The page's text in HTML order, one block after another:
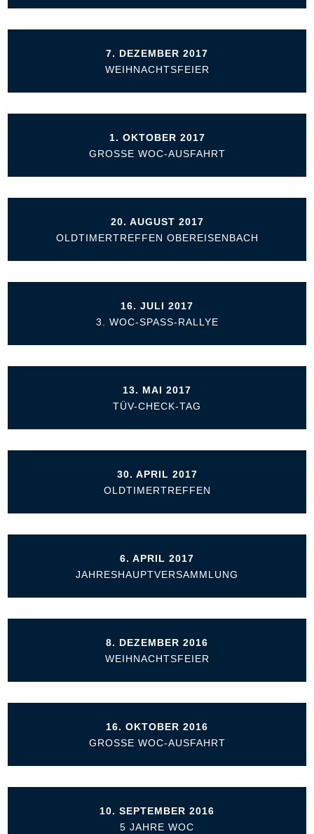
7. DEZEMBER 2017
WEIHNACHTSFEIER
1. OKTOBER 2017
GROSSE WOC-AUSFAHRT
20. AUGUST 2017
OLDTIMERTREFFEN OBEREISENBACH
16. JULI 2017
3. WOC-SPASS-RALLYE
13. MAI 2017
TÜV-CHECK-TAG
30. APRIL 2017
OLDTIMERTREFFEN
6. APRIL 2017
JAHRESHAUPTVERSAMMLUNG
8. DEZEMBER 2016
WEIHNACHTSFEIER
16. OKTOBER 2016
GROSSE WOC-AUSFAHRT
10. SEPTEMBER 2016
5 JAHRE WOC